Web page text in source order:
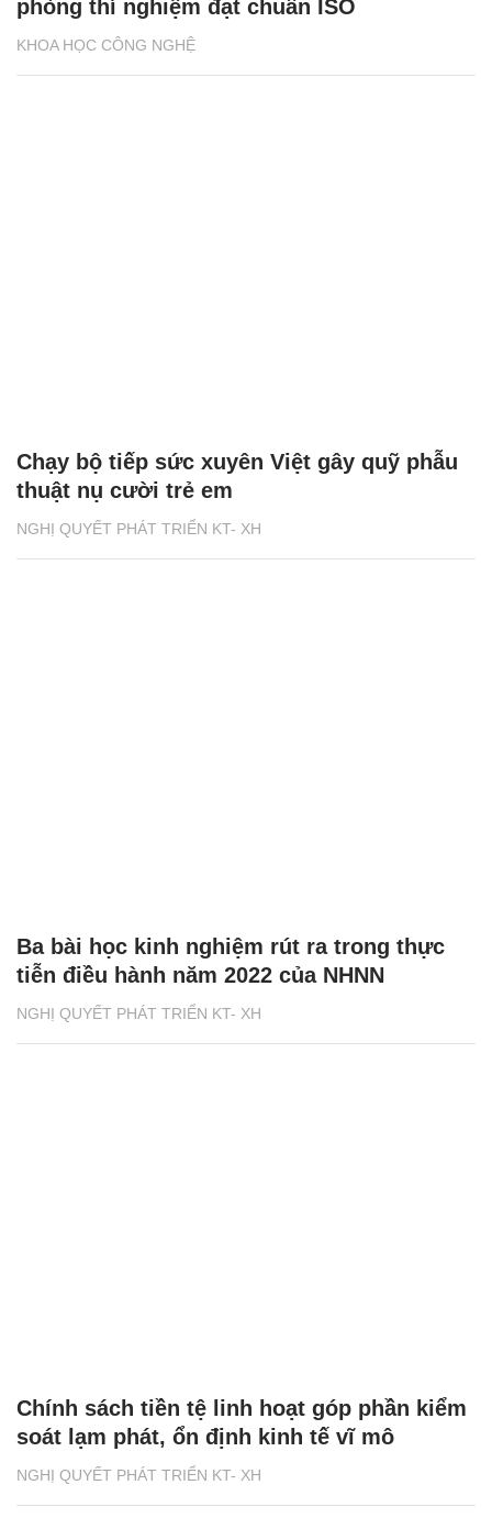
KHOA HỌC CÔNG NGHỆ
phòng thí nghiệm đạt chuẩn ISO
NGHỊ QUYẾT PHÁT TRIỂN KT- XH
Chạy bộ tiếp sức xuyên Việt gây quỹ phẫu
thuật nụ cười trẻ em
NGHỊ QUYẾT PHÁT TRIỂN KT- XH
Ba bài học kinh nghiệm rút ra trong thực
tiễn điều hành năm 2022 của NHNN
NGHỊ QUYẾT PHÁT TRIỂN KT- XH
Chính sách tiền tệ linh hoạt góp phần kiểm
soát lạm phát, ổn định kinh tế vĩ mô